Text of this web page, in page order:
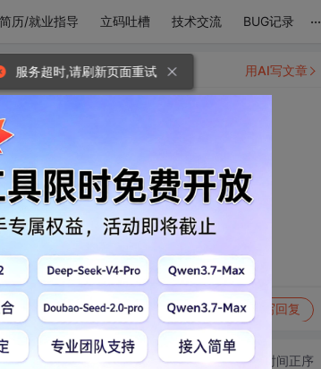
简历/就业指导 立码吐槽 技术交流 BUG记录 ...
你在一起 ，真好
举报 写回复
用AI写文章
切换为时间正序
服务超时,请刷新页面重试